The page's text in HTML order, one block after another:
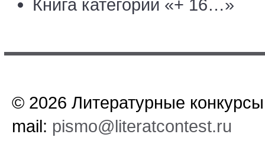
Книга категории «+ 16…»
© 2026 Литературные
mail: pismo@literatcontest.ru